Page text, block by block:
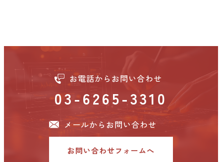
お電話からお問い合わせ
03-6265-3310
メールからお問い合わせ
お問い合わせフォームへ